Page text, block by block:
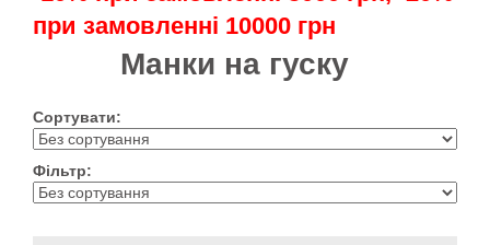
при замовленні 10000 грн
Манки на гуску
Сортувати:
Фільтр: